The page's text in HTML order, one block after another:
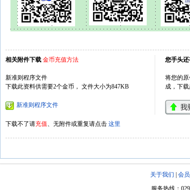
相关附件下载 金币充值方法
新准则程序文件
下载此资料供需要2个金币， 文件大小为847KB
新准则程序文件
下载不了请充值、无附件或重复请点击 这里
您手头
将您的
成，下
关于我们 会
服务热线：